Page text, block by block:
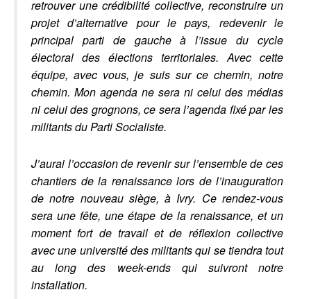
retrouver une crédibilité collective, reconstruire un
projet d’alternative pour le pays, redevenir le
principal parti de gauche à l’issue du cycle
électoral des élections territoriales. Avec cette
équipe, avec vous, je suis sur ce chemin, notre
chemin. Mon agenda ne sera ni celui des médias
ni celui des grognons, ce sera l’agenda fixé par les
militants du Parti Socialiste.
J’aurai l’occasion de revenir sur l’ensemble de ces
chantiers de la renaissance lors de l’inauguration
de notre nouveau siège, à Ivry. Ce rendez-vous
sera une fête, une étape de la renaissance, et un
moment fort de travail et de réflexion collective
avec une université des militants qui se tiendra tout
au long des week-ends qui suivront notre
installation.